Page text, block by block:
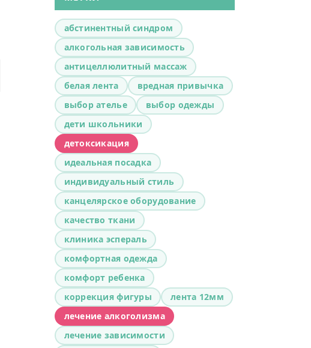
абстинентный синдром
алкогольная зависимость
антицеллюлитный массаж
белая лента
вредная привычка
выбор ателье
выбор одежды
дети школьники
детоксикация
идеальная посадка
индивидуальный стиль
канцелярское оборудование
качество ткани
клиника эспераль
комфортная одежда
комфорт ребенка
коррекция фигуры
лента 12мм
лечение алкоголизма
лечение зависимости